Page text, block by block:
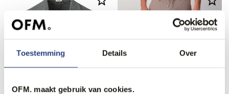
Toestemming Details Over
OFM. maakt gebruik van cookies.